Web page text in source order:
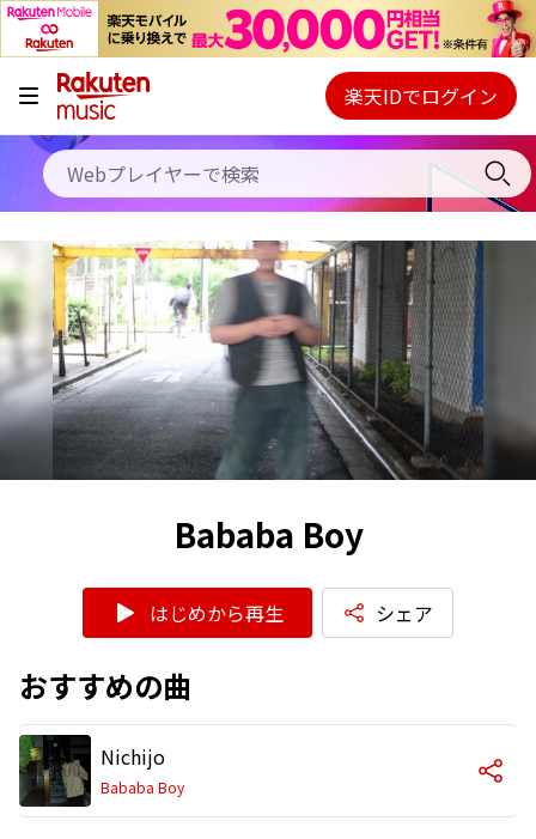
キャンペーン
料金プラン
使い方
初回30日間無料お試し
Webプレイヤー
ご契約内容の確認・変更
楽天IDでログイン
Bababa Boy
はじめから再生 シェア
おすすめの曲
Nichijo
Bababa Boy